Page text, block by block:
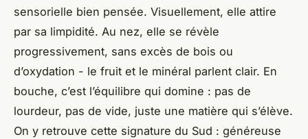
sensorielle bien pensée. Visuellement, elle attire
par sa limpidité. Au nez, elle se révèle
progressivement, sans excès de bois ou
d’oxydation - le fruit et le minéral parlent clair. En
bouche, c’est l’équilibre qui domine : pas de
lourdeur, pas de vide, juste une matière qui s’élève.
On y retrouve cette signature du Sud : généreuse